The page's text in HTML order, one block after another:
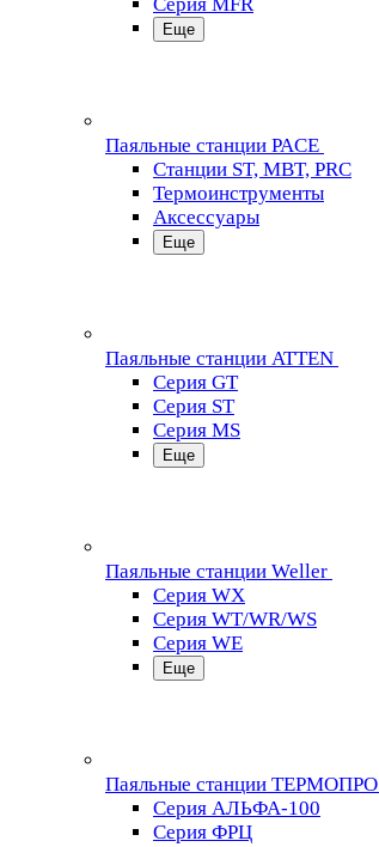
Серия MFR
Еще
Паяльные станции PACE
Станции ST, MBT, PRC
Термоинструменты
Аксессуары
Еще
Паяльные станции ATTEN
Серия GT
Серия ST
Серия MS
Еще
Паяльные станции Weller
Серия WX
Серия WT/WR/WS
Серия WE
Еще
Паяльные станции ТЕРМОПРО
Серия АЛЬФА-100
Серия ФРЦ